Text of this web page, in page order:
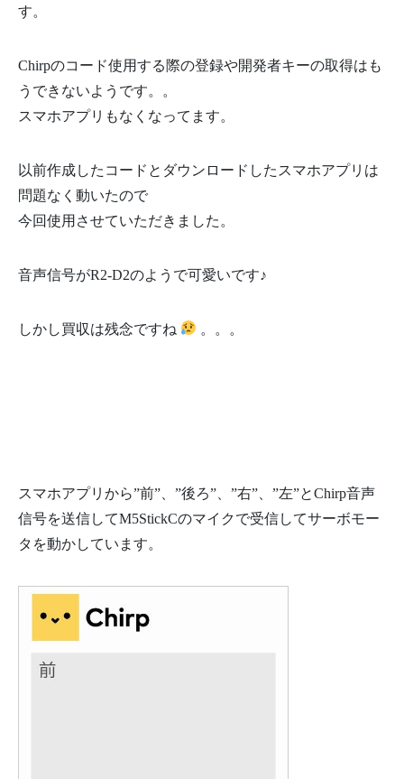
す。
Chirpのコード使用する際の登録や開発者キーの取得はも
うできないようです。。
スマホアプリもなくなってます。
以前作成したコードとダウンロードしたスマホアプリは
問題なく動いたので
今回使用させていただきました。
音声信号がR2-D2のようで可愛いです♪
しかし買収は残念ですね 。。。
スマホアプリから”前”、”後ろ”、”右”、”左”とChirp音声
信号を送信してM5StickCのマイクで受信してサーボモー
タを動かしています。